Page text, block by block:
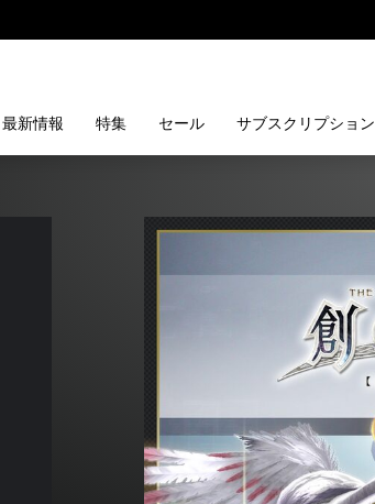
最新情報 特集 セール サブスクリプション